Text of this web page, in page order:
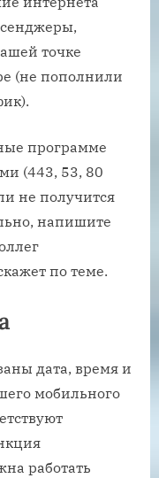
точке
(не пополнили
программе
(443, 53, 80
не получится
напишите
по теме.
дата, время и
мобильного
работать